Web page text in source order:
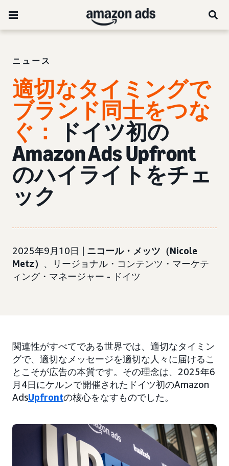
ニュース
適切なタイミングで
ブランド同士をつな
ぐ ：
ドイツ初の
Amazon Ads Upfront
のハイライトをチェ
ック
2025年9月10日 | ニコール・メッツ（Nicole
Metz） 、リージョナル・コンテンツ・マーケテ
ィング・マネージャー - ドイツ
関連性がすべてである世界では、適切なタイミン
グで、適切なメッセージを適切な人々に届けるこ
とこそが広告の本質です。その理念は、2025年6
月4日にケルンで開催されたドイツ初のAmazon
AdsUpfrontの核心をなすものでした。